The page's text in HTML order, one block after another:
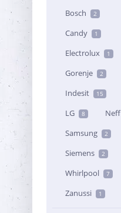
Bosch 2
Candy 1
Electrolux 1
Gorenje 2
Indesit 15
LG 8 Neff
Samsung 2
Siemens 2
Whirlpool 7
Zanussi 1